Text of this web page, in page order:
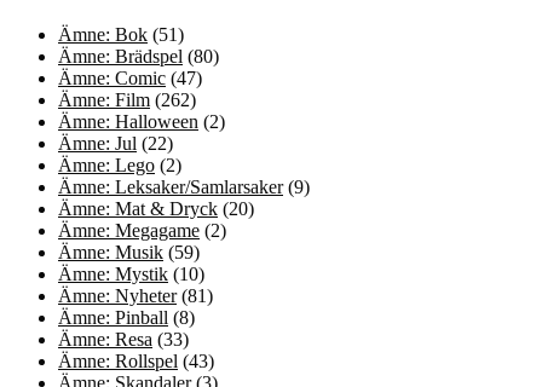
Ämne: Bok (51)
Ämne: Brädspel (80)
Ämne: Comic (47)
Ämne: Film (262)
Ämne: Halloween (2)
Ämne: Jul (22)
Ämne: Lego (2)
Ämne: Leksaker/Samlarsaker(9)
Ämne: Mat & Dryck (20)
Ämne: Megagame (2)
Ämne: Musik (59)
Ämne: Mystik (10)
Ämne: Nyheter(81)
Ämne: Pinball (8)
Ämne: Resa (33)
Ämne: Rollspel (43)